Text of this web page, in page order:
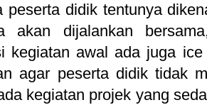
peserta didik tentunya
akan dijalankan
kegiatan awal ada juga
agar peserta didik tidak
kegiatan projek yang